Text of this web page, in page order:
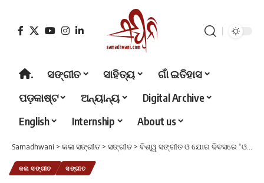
. ସଙ୍ଗୀତ ସାହିତ୍ୟ
ଗାଁ ଇତିହାସ
ପଡ଼କାଷ୍ଟ
ଅନ୍ୟାନ୍ୟ
Digital Archive
English
Internship About us
Samadhwani > କଳା ସଙ୍ଗୀତ > ସଙ୍ଗୀତ > ବିଶ୍ୱ ସଙ୍ଗୀତ ଓ ଯୋଗ ଦିବସରେ “ଓଡ଼ିଶା ଧ୍ରୁପଦ୍ ରତ୍ନ ଜ୍ୟୋତି ଆୱାର୍ଡ଼ -୨୦୨୫”
କଳା ସଙ୍ଗୀତ ସଙ୍ଗୀତ